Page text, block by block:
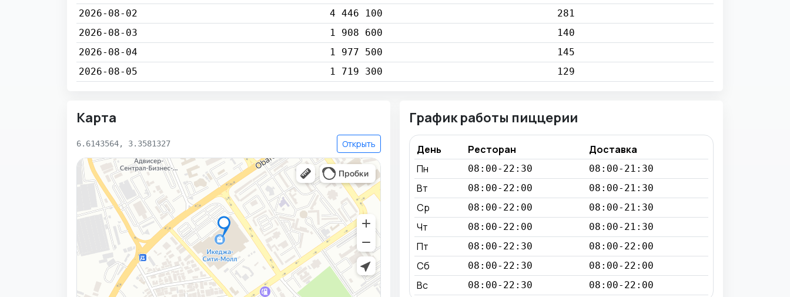
2026-08-02
4 446 100
281
2026-08-03
1 908 600
140
2026-08-04
1 977 500
145
2026-08-05
1 719 300 129
Карта
6.6143564, 3.3581327 Открыть
График работы пиццерии
День Ресторан
Доставка
Пн
08:00-22:30 08:00-21:30
Вт 08:00-22:00 08:00-21:30
Ср 08:00-22:00 08:00-21:30
Чт 08:00-22:00 08:00-21:30
Пт 08:00-22:30 08:00-22:00
Сб 08:00-22:30 08:00-22:00
Вс 08:00-22:30 08:00-22:00